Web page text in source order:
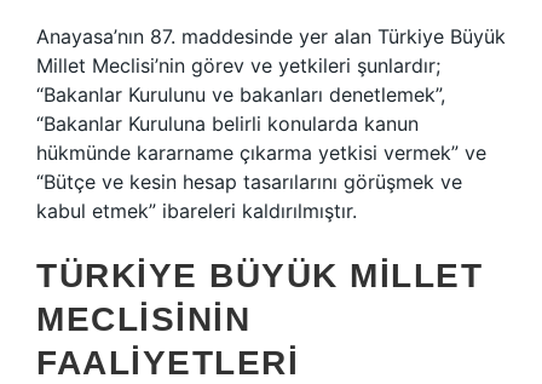
Anayasa’nın 87. maddesinde yer alan Türkiye Büyük
Millet Meclisi’nin görev ve yetkileri şunlardır;
“Bakanlar Kurulunu ve bakanları denetlemek”,
“Bakanlar Kuruluna belirli konularda kanun
hükmünde kararname çıkarma yetkisi vermek” ve
“Bütçe ve kesin hesap tasarılarını görüşmek ve
kabul etmek” ibareleri kaldırılmıştır.
TÜRKIYE BÜYÜK MILLET
MECLISININ
FAALIYETLERI